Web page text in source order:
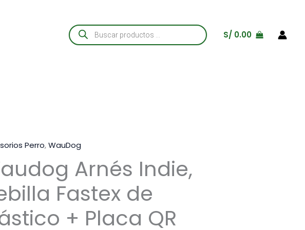
Búsqueda
de
productos
S/ 0.00
Perro,WauDog
Arnés Indie,
Fastex de
+ Placa QR